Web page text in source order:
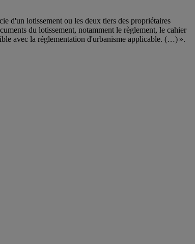
d'un lotissement ou les deux tiers des propriétaires
du lotissement, notamment le règlement, le cahier
avec la réglementation d'urbanisme applicable. (…) ».